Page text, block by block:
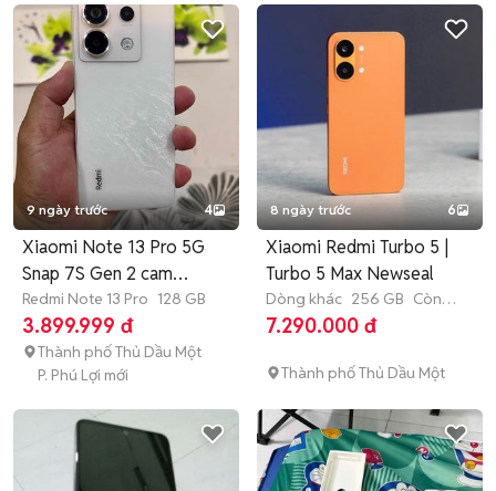
9 ngày trước 4
Xiaomi Note 13 Pro 5G
Snap 7S Gen 2 cam
200mp
Redmi Note 13 Pro 128 GB
3.899.999 đ
Thành phố Thủ Dầu Một
P. Phú Lợi mới
8 ngày trước 6
Xiaomi Redmi Turbo 5 |
Turbo 5 Max Newseal
Dòng khác 256 GB Còn
bảo hành
7.290.000 đ
Thành phố Thủ Dầu Một